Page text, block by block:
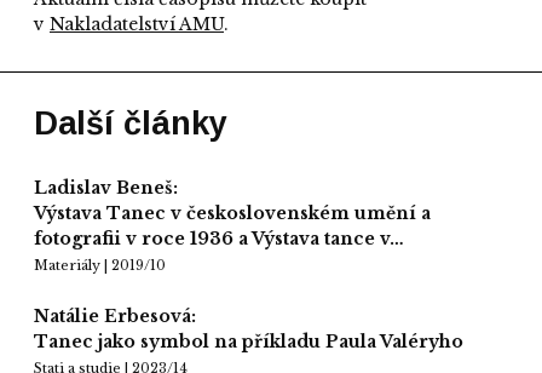
v Nakladatelství AMU.
Další články
Ladislav Beneš:
Výstava Tanec v československém umění a
fotografii v roce 1936 a Výstava tance v…
Materiály | 2019/10
Natálie Erbesová:
Tanec jako symbol na příkladu Paula Valéryho
Stati a studie | 2023/14